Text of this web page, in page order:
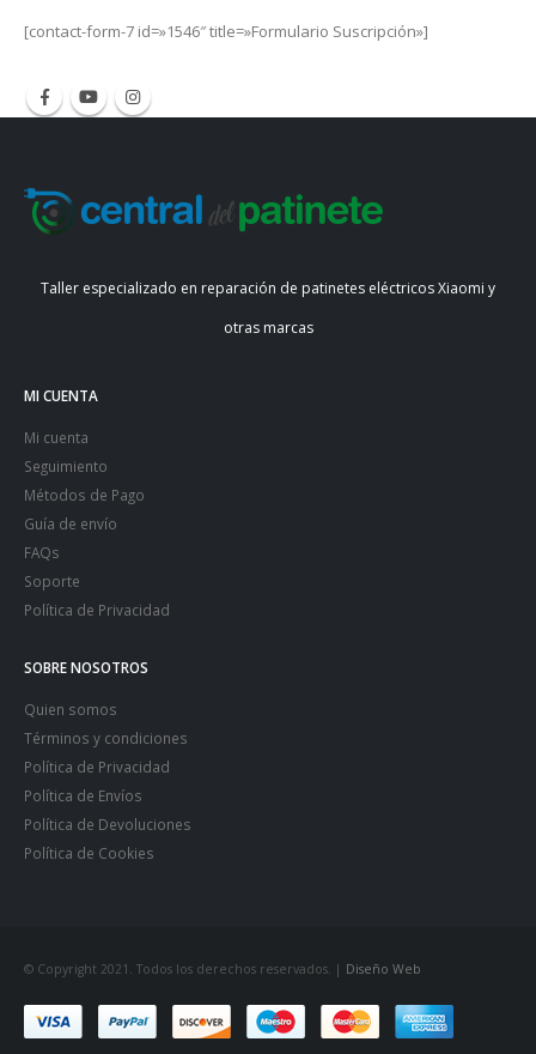
[contact-form-7 id=»1546″ title=»Formulario Suscripción»]
Taller especializado en reparación de patinetes eléctricos Xiaomi y
otras marcas
MI CUENTA
Mi cuenta
Seguimiento
Métodos de Pago
Guía de envío
FAQs
Soporte
Política de Privacidad
SOBRE NOSOTROS
Quien somos
Términos y condiciones
Política de Privacidad
Política de Envíos
Política de Devoluciones
Política de Cookies
© Copyright 2021. Todos los derechos reservados. | Diseño Web